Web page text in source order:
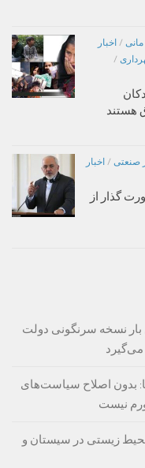
مانی / اخبار
/
درصد کودکان
هستند
صنعتی / اخبار
گذار از
بار نسخه سرنگونی دولت
می‌گیرد
بدون اصلاح سیاست‌های
نیست
زیستی در سیستان و